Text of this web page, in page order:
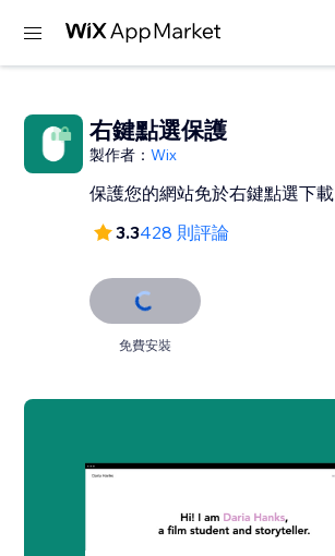
右鍵點選保護
製作者：Wix
保護您的網站免於右鍵點選下載
3.3428 則評論
免費安裝